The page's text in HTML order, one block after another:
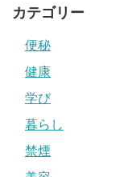
カテゴリー
便秘
健康
学び
暮らし
禁煙